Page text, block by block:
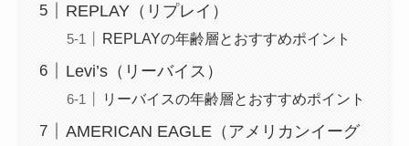
REPLAY（リプレイ）
REPLAYの年齢層とおすすめポイント
Levi’s（リーバイス）
リーバイスの年齢層とおすすめポイント
AMERICAN EAGLE（アメリカンイーグ